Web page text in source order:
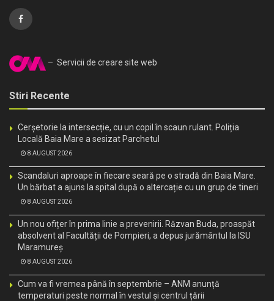
– Servicii de creare site web
Stiri Recente
Cerșetorie la intersecție, cu un copil în scaun rulant. Poliția
Locală Baia Mare a sesizat Parchetul
8 AUGUST 2026
Scandaluri aproape în fiecare seară pe o stradă din Baia Mare.
Un bărbat a ajuns la spital după o altercație cu un grup de tineri
8 AUGUST 2026
Un nou ofițer în prima linie a prevenirii. Răzvan Buda, proaspăt
absolvent al Facultății de Pompieri, a depus jurământul la ISU
Maramureș
8 AUGUST 2026
Cum va fi vremea până în septembrie – ANM anunță
temperaturi peste normal în vestul și centrul țării